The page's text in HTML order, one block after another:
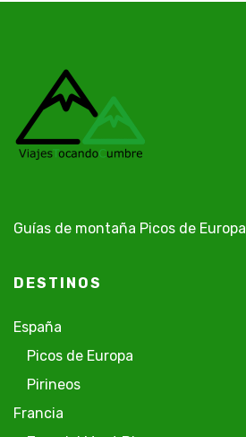
Guías de montaña Picos de Europa
DESTINOS
España
Picos de Europa
Pirineos
Francia